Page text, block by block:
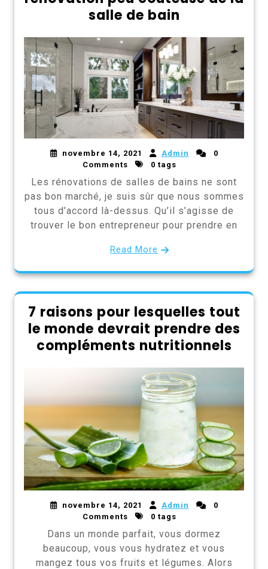
salle de bain
novembre 14, 2021 Admin
0
Comments
0 tags
Les rénovations de salles de bains ne sont
pas bon marché, je suis sûr que nous sommes
tous d’accord là-dessus. Qu’il s’agisse de
trouver le bon entrepreneur pour prendre en
Read More
7 raisons pour lesquelles tout
le monde devrait prendre des
compléments nutritionnels
novembre 14, 2021 Admin
0
Comments
0 tags
Dans un monde parfait, vous dormez
beaucoup, vous vous hydratez et vous
mangez tous vos fruits et légumes. Alors